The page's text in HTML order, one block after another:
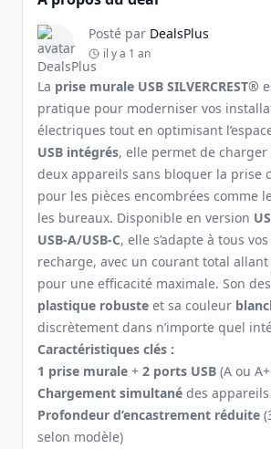
Posté par DealsPlus
il y a 1 an
La prise murale USB SILVERCREST®
pratique pour moderniser vos
électriques tout en optimisant
USB intégrés, elle permet de
deux appareils sans bloquer la prise
pour les pièces encombrées comme
les bureaux. Disponible en version
USB-A/USB-C, elle s’adapte à tous
recharge, avec un courant total allant
pour une efficacité maximale. Son
plastique robuste et sa couleur
discrètement dans n’importe quel
Caractéristiques clés :
1 prise murale + 2 ports USB (A ou
Chargement simultané des
Profondeur d’encastrement réduite
selon modèle)